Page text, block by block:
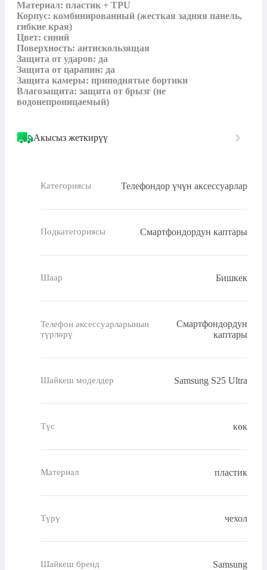
Материал: пластик + TPU
Корпус: комбинированный (жесткая задняя панель,
гибкие края)
Цвет: синий
Поверхность: антискользящая
Защита от ударов: да
Защита от царапин: да
Защита камеры: приподнятые бортики
Влагозащита: защита от брызг (не
водонепроницаемый)
Акысыз жеткирүү
Категориясы Телефондор үчүн аксессуарлар
Подкатегориясы Смартфондордун каптары
Шаар Бишкек
Телефон аксессуарларынын
түрлөрү
Смартфондордун
каптары
Шайкеш моделдер Samsung S25 Ultra
Түс көк
Материал пластик
Түрү чехол
Шайкеш бренд Samsung